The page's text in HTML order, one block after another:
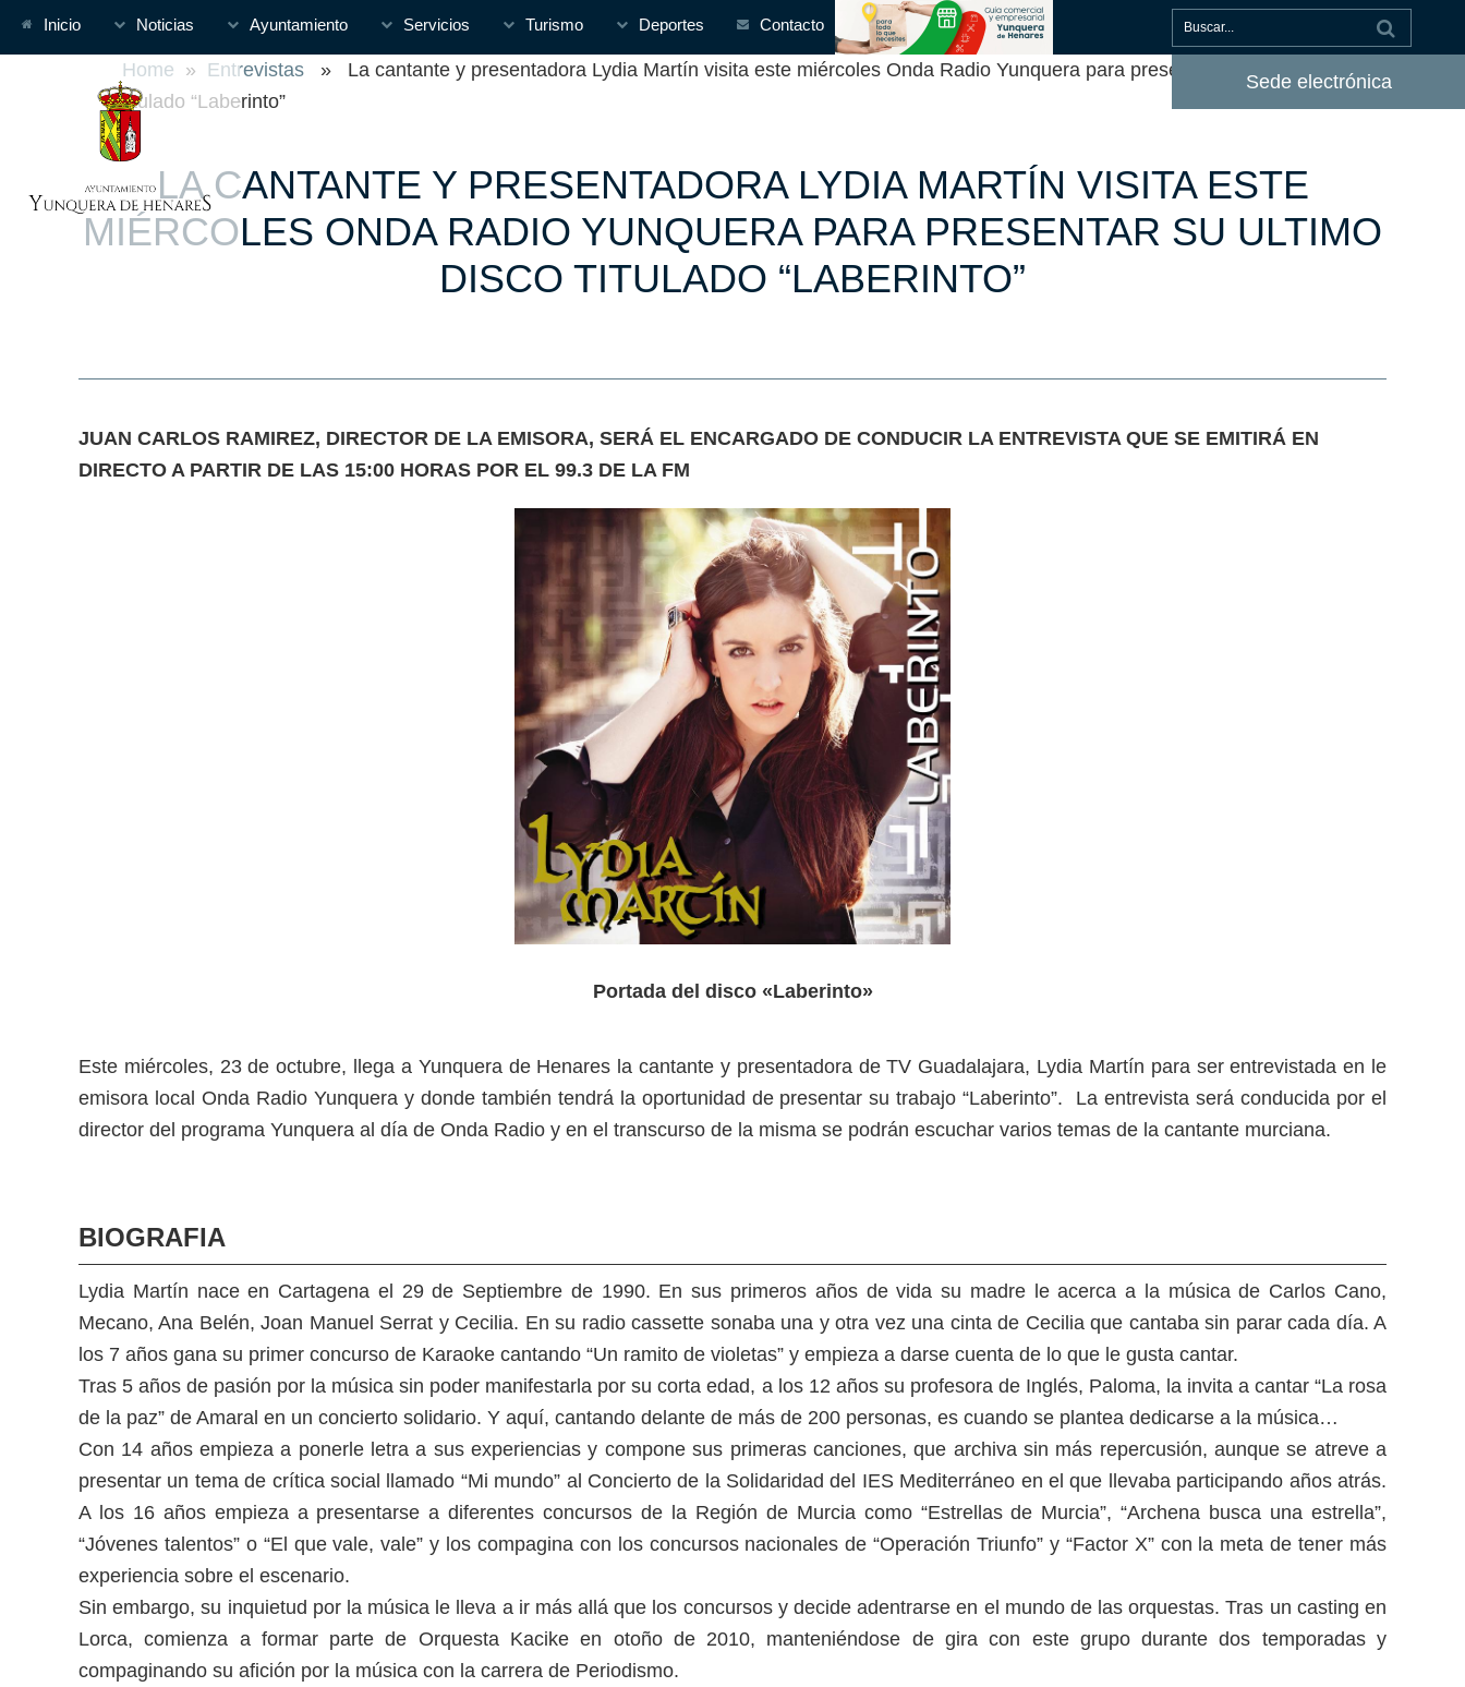
Inicio Noticias Ayuntamiento Servicios Turismo Deportes Contacto
Sede electrónica
Home » Entrevistas » La cantante y presentadora Lydia Martín visita este miércoles Onda Radio Yunquera para presentar su ultimo disco
titulado “Laberinto”
LA CANTANTE Y PRESENTADORA LYDIA MARTÍN VISITA ESTE
MIÉRCOLES ONDA RADIO YUNQUERA PARA PRESENTAR SU ULTIMO
DISCO TITULADO “LABERINTO”
JUAN CARLOS RAMIREZ, DIRECTOR DE LA EMISORA, SERÁ EL ENCARGADO DE CONDUCIR LA ENTREVISTA QUE SE EMITIRÁ EN
DIRECTO A PARTIR DE LAS 15:00 HORAS POR EL 99.3 DE LA FM
Portada del disco «Laberinto»
Este miércoles, 23 de octubre, llega a Yunquera de Henares la cantante y presentadora de TV Guadalajara, Lydia Martín para ser entrevistada en le
emisora local Onda Radio Yunquera y donde también tendrá la oportunidad de presentar su trabajo “Laberinto”. La entrevista será conducida por el
director del programa Yunquera al día de Onda Radio y en el transcurso de la misma se podrán escuchar varios temas de la cantante murciana.
BIOGRAFIA
Lydia Martín nace en Cartagena el 29 de Septiembre de 1990. En sus primeros años de vida su madre le acerca a la música de Carlos Cano,
Mecano, Ana Belén, Joan Manuel Serrat y Cecilia. En su radio cassette sonaba una y otra vez una cinta de Cecilia que cantaba sin parar cada día. A
los 7 años gana su primer concurso de Karaoke cantando “Un ramito de violetas” y empieza a darse cuenta de lo que le gusta cantar.
Tras 5 años de pasión por la música sin poder manifestarla por su corta edad, a los 12 años su profesora de Inglés, Paloma, la invita a cantar “La rosa
de la paz” de Amaral en un concierto solidario. Y aquí, cantando delante de más de 200 personas, es cuando se plantea dedicarse a la música…
Con 14 años empieza a ponerle letra a sus experiencias y compone sus primeras canciones, que archiva sin más repercusión, aunque se atreve a
presentar un tema de crítica social llamado “Mi mundo” al Concierto de la Solidaridad del IES Mediterráneo en el que llevaba participando años atrás.
A los 16 años empieza a presentarse a diferentes concursos de la Región de Murcia como “Estrellas de Murcia”, “Archena busca una estrella”,
“Jóvenes talentos” o “El que vale, vale” y los compagina con los concursos nacionales de “Operación Triunfo” y “Factor X” con la meta de tener más
experiencia sobre el escenario.
Sin embargo, su inquietud por la música le lleva a ir más allá que los concursos y decide adentrarse en el mundo de las orquestas. Tras un casting en
Lorca, comienza a formar parte de Orquesta Kacike en otoño de 2010, manteniéndose de gira con este grupo durante dos temporadas y
compaginando su afición por la música con la carrera de Periodismo.